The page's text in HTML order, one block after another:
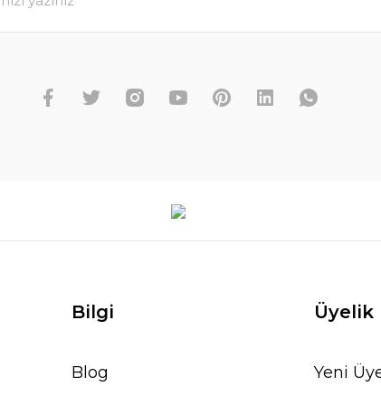
Bilgi
Blog
Üyelik
Yeni